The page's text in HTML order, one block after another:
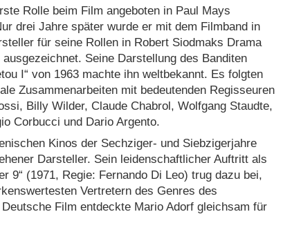
Rolle beim Film angeboten in Paul Mays
drei Jahre später wurde er mit dem Filmband in
für seine Rollen in Robert Siodmaks Drama
ausgezeichnet. Seine Darstellung des Banditen
I“ von 1963 machte ihn weltbekannt. Es folgten
Zusammenarbeiten mit bedeutenden Regisseuren
Billy Wilder, Claude Chabrol, Wolfgang Staudte,
Corbucci und Dario Argento.
Kinos der Sechziger- und Siebzigerjahre
Darsteller. Sein leidenschaftlicher Auftritt als
9“ (1971, Regie: Fernando Di Leo) trug dazu bei,
Vertretern des Genres des
Film entdeckte Mario Adorf gleichsam für